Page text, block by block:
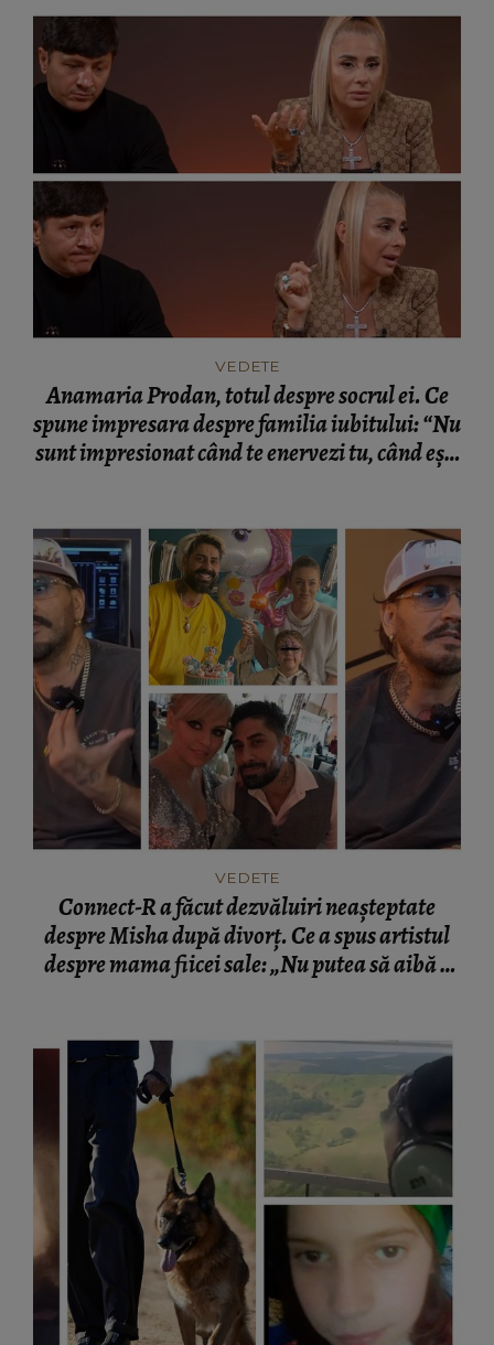
VEDETE
Anamaria Prodan, totul despre socrul ei. Ce
spune impresara despre familia iubitului: “Nu
sunt impresionat când te enervezi tu, când ești
VEDETE
Connect-R a făcut dezvăluiri neașteptate
despre Misha după divorț. Ce a spus artistul
despre mama fiicei sale: „Nu putea să aibă o